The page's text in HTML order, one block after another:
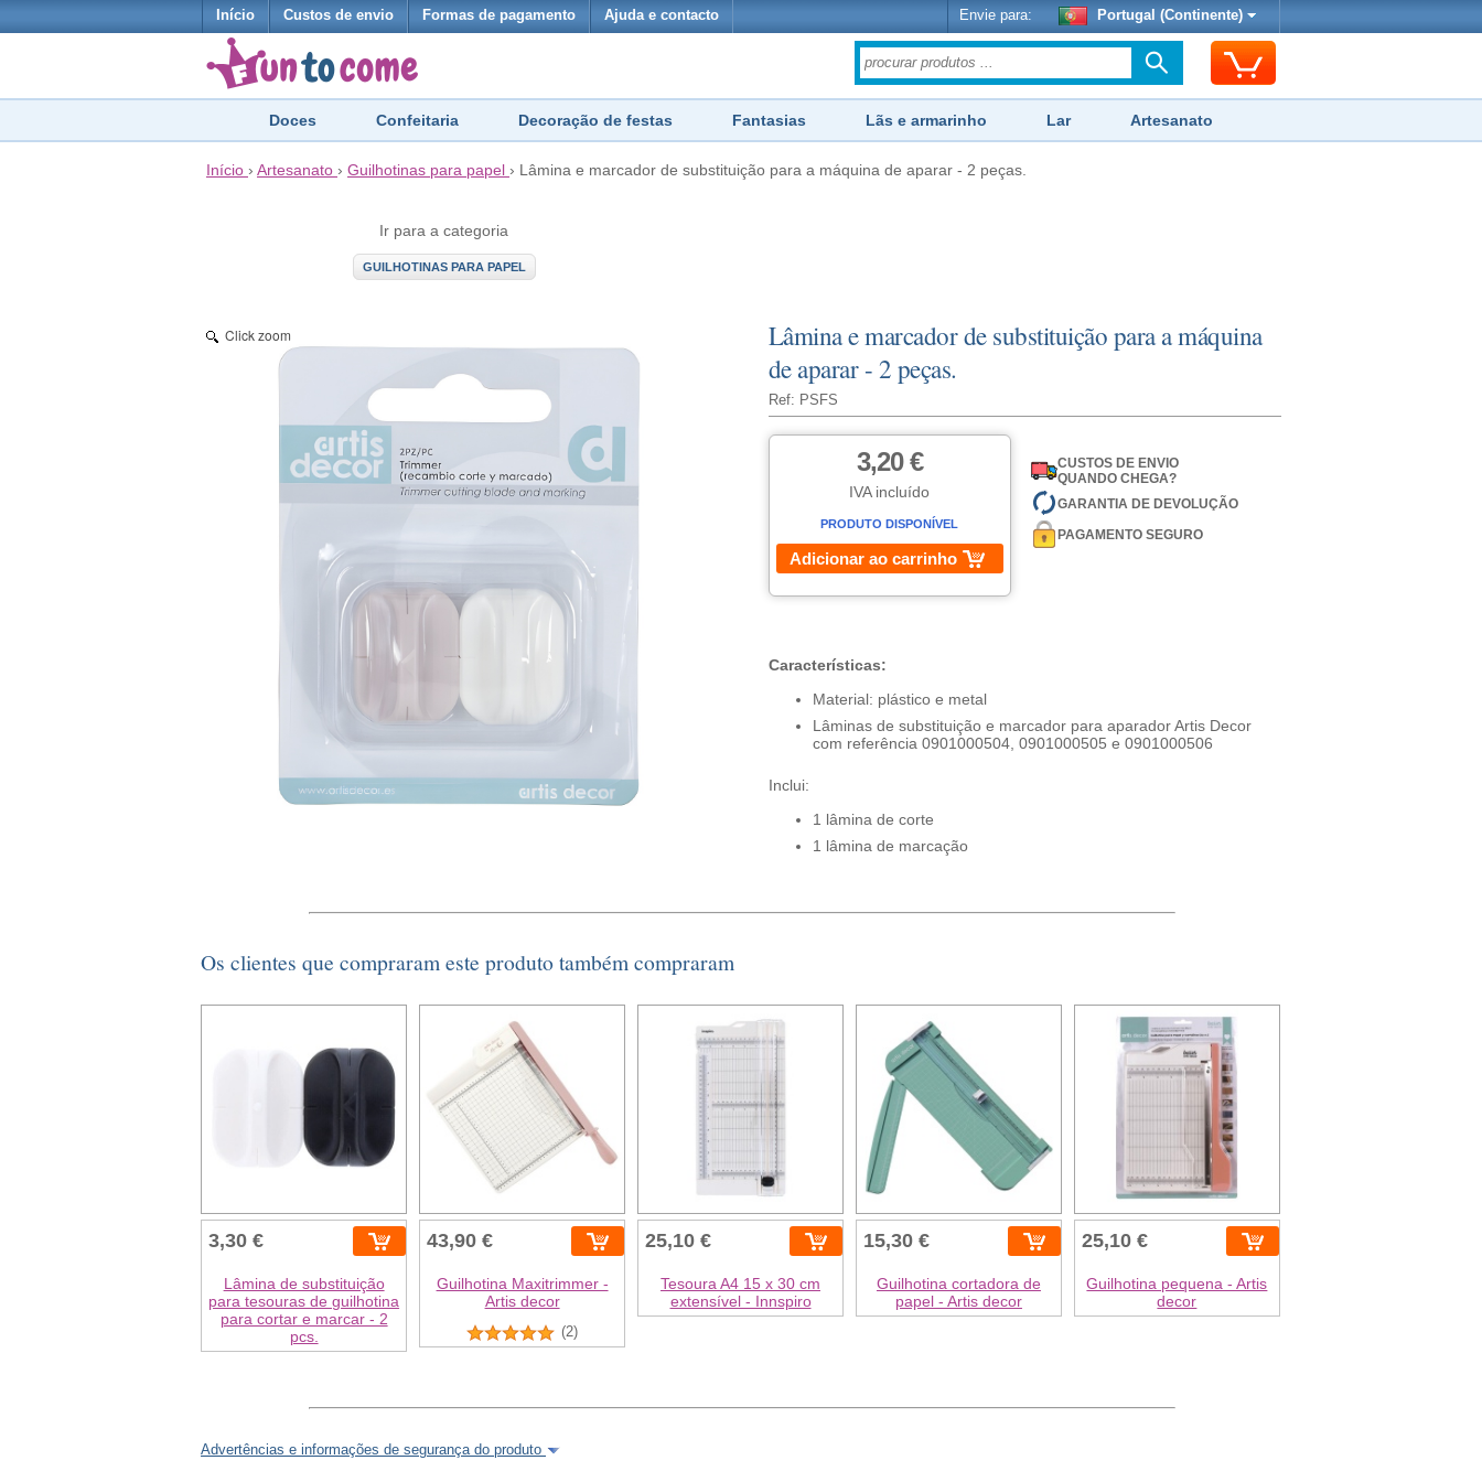
Início Custos de envio Formas de pagamento Ajuda e contacto Envie para: Portugal (Continente)
Doces Confeitaria Decoração de festas Fantasias Lãs e armarinho Lar Artesanato
Início › Artesanato › Guilhotinas para papel › Lâmina e marcador de substituição para a máquina de aparar - 2 peças.
Ir para a categoria
GUILHOTINAS PARA PAPEL
Lâmina e marcador de substituição para a máquina
de aparar - 2 peças.
Ref: PSFS
Click zoom
3,20 €
IVA incluído
PRODUTO DISPONÍVEL
Adicionar ao carrinho
CUSTOS DE ENVIO
QUANDO CHEGA?
GARANTIA DE DEVOLUÇÃO
PAGAMENTO SEGURO
Características:
Material: plástico e metal
Lâminas de substituição e marcador para aparador Artis Decor
com referência 0901000504, 0901000505 e 0901000506
Inclui:
1 lâmina de corte
1 lâmina de marcação
Os clientes que compraram este produto também compraram
3,30 €
Lâmina de substituição
para tesouras de guilhotina
para cortar e marcar - 2
pcs.
43,90 €
Guilhotina Maxitrimmer -
Artis decor
(2)
25,10 €
Tesoura A4 15 x 30 cm
extensível - Innspiro
15,30 €
Guilhotina cortadora de
papel - Artis decor
25,10 €
Guilhotina pequena - Artis
decor
Advertências e informações de segurança do produto